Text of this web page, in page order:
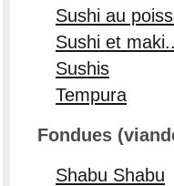
Sushi au
Sushi et
Sushis
Tempura
Fondues
Shabu Shabu